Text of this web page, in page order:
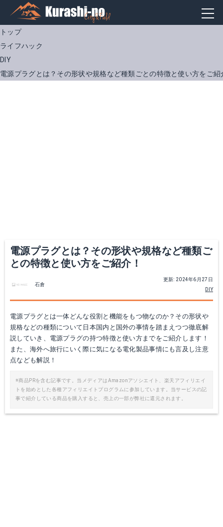
トップ
ライフハック
DIY
電源プラグとは？その形状や規格など種類ごとの特徴と使い方をご紹
電源プラグとは？その形状や規格など種類ご
との特徴と使い方をご紹介！
更新: 2024年6月27日
DIY
石倉
電源プラグとは一体どんな役割と機能をもつ物なのか？その形状や
規格などの種類について日本国内と国外の事情を踏まえつつ徹底解
説していき、電源プラグの持つ特徴と使い方までをご紹介します！
また、海外へ旅行にいく際に気になる電化製品事情にも言及し注意
点なども解説！
※商品PRを含む記事です。当メディアはAmazonアソシエイト、楽天アフィリエイ
トを始めとした各種アフィリエイトプログラムに参加しています。当サービスの記
事で紹介している商品を購入すると、売上の一部が弊社に還元されます。